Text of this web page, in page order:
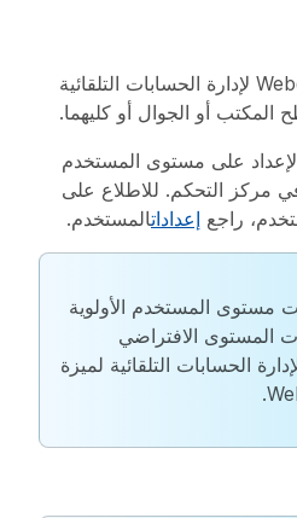
يمكنك تهيئة تطبيق Webex لإدارة الحسابات التلقائية
أو الجوال أو كليهما.
على مستوى المستخدم
مركز التحكم. للاطلاع على
راجع إعداداتالمستخدم.
مستوى المستخدم الأولوية
المستوى الافتراضي
الحسابات التلقائية لميزة